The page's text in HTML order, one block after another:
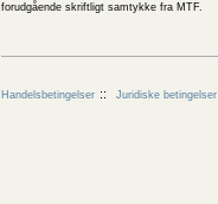
forudgående skriftligt samtykke fra MTF.
Handelsbetingelser Juridiske betingelser